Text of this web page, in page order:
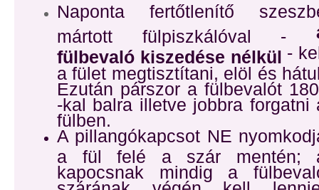
Naponta fertőtlenítő
mártott fülpiszkálóval -
fülbevaló kiszedése nélkül -
a fület megtisztítani, elöl és
Ezután párszor a fülbevalót
-kal balra illetve jobbra forgatni
fülben.
A pillangókapcsot NE
a fül felé a szár mentén;
kapocsnak mindig a
szárának végén kell